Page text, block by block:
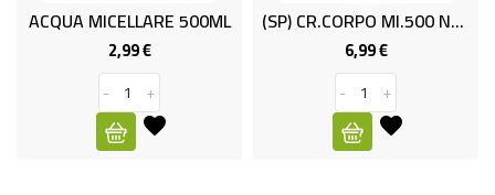
IGIENICO
SANITARI
ACCESSORI
PERSONA
ACQUA MICELLARE 500ML
2,99 €Prezzo
-
+
(SP) CR.CORPO Ml.500 NUTRIENT.NIVEA
6,99 €Prezzo
-
+